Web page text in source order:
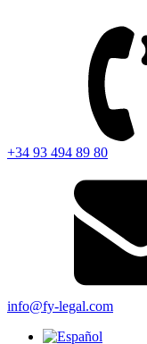
+34 93 494 89 80
info@fy-legal.com